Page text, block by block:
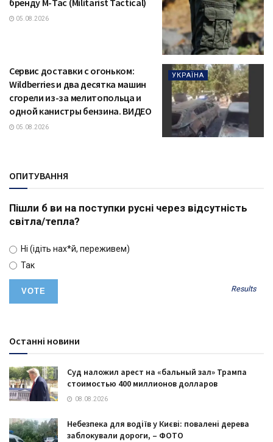
05.08.2026
УКРАЇНА
Сервис доставки с огоньком:
Wildberries и два десятка машин
сгорели из-за мелитопольца и
одной канистры бензина. ВИДЕО
05.08.2026
ОПИТУВАННЯ
Пішли б ви на поступки русні через відсутність
світла/тепла?
Ні (ідіть нах*й, переживем)
Так
Results
Останні новини
Суд наложил арест на «бальный зал» Трампа
стоимостью 400 миллионов долларов
08.08.2026
Небезпека для водіїв у Києві: повалені дерева
заблокували дороги, – ФОТО